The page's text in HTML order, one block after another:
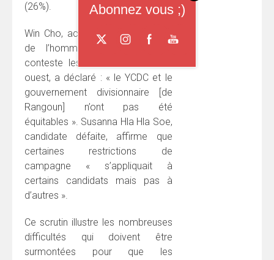
(26%).
Win Cho, activiste pour les droits
de l’homme et candidat qui
conteste les résultats du district
ouest, a déclaré : « le YCDC et le
gouvernement divisionnaire [de
Rangoun] n’ont pas été
équitables ». Susanna Hla Hla Soe,
candidate défaite, affirme que
certaines restrictions de
campagne « s’appliquait à
certains candidats mais pas à
d’autres ».
Ce scrutin illustre les nombreuses
difficultés qui doivent être
surmontées pour que les
Abonnez vous ;)